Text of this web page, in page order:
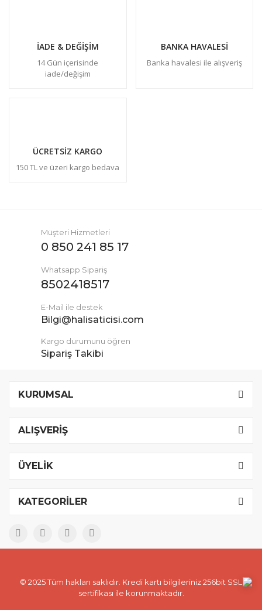
İADE & DEĞİŞİM
14 Gün içerisinde
iade/değişim
BANKA HAVALESİ
Banka havalesi ile alışveriş
ÜCRETSİZ KARGO
150 TL ve üzeri kargo bedava
Müşteri Hizmetleri
0 850 241 85 17
Whatsapp Sipariş
8502418517
E-Mail ile destek
Bilgi@halisaticisi.com
Kargo durumunu öğren
Sipariş Takibi
KURUMSAL
ALIŞVERİŞ
ÜYELİK
KATEGORİLER
© 2025 Tüm hakları saklıdır. Kredi kartı bilgileriniz 256bit SSL
sertifikası ile korunmaktadır.